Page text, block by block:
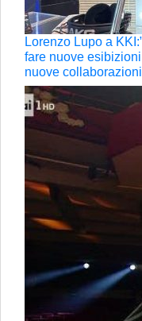
Lorenzo Lupo a
fare nuove
nuove